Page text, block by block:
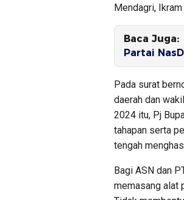
Mendagri,
Baca Juga:
Partai
Pada surat
daerah dan
2024 itu, Pj
tahapan serta
tengah
Bagi ASN dan
memasang alat